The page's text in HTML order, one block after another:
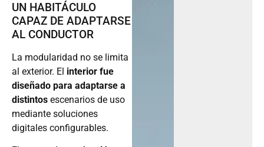
UN HABITÁCULO
CAPAZ DE ADAPTARSE
AL CONDUCTOR
La modularidad no se limita
al exterior. El interior fue
diseñado para adaptarse a
distintos escenarios de uso
mediante soluciones
digitales configurables.